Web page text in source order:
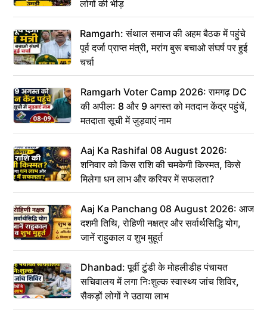
लोगों की भीड़
Ramgarh: संथाल समाज की अहम बैठक में पहुंचे
पूर्व दर्जा प्राप्त मंत्री, मरांग बुरू बचाओ संघर्ष पर हुई
चर्चा
Ramgarh Voter Camp 2026: रामगढ़ DC
की अपील: 8 और 9 अगस्त को मतदान केंद्र पहुंचें,
मतदाता सूची में जुड़वाएं नाम
Aaj Ka Rashifal 08 August 2026:
शनिवार को किस राशि की चमकेगी किस्मत, किसे
मिलेगा धन लाभ और करियर में सफलता?
Aaj Ka Panchang 08 August 2026: आज
दशमी तिथि, रोहिणी नक्षत्र और सर्वार्थसिद्धि योग,
जानें राहुकाल व शुभ मुहूर्त
Dhanbad: पूर्वी टुंडी के मोहलीडीह पंचायत
सचिवालय में लगा निःशुल्क स्वास्थ्य जांच शिविर,
सैकड़ों लोगों ने उठाया लाभ